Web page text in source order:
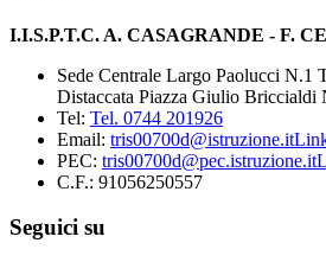
I.I.S.P.T.C. A. CASAGRANDE - F.
Sede Centrale Largo Paolucci N.1
Distaccata Piazza Giulio Briccialdi
Tel: Tel. 0744 201926
Email: tris00700d@istruzione.it
PEC: tris00700d@pec.istruzione.it
C.F.: 91056250557
Seguici su